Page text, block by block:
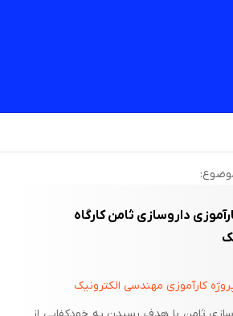
داروسازی ثامن کارگاه
کارآموزی مهندسی الکترونیک